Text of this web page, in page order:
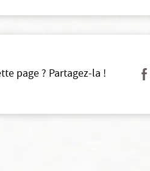
page ? Partagez-la !